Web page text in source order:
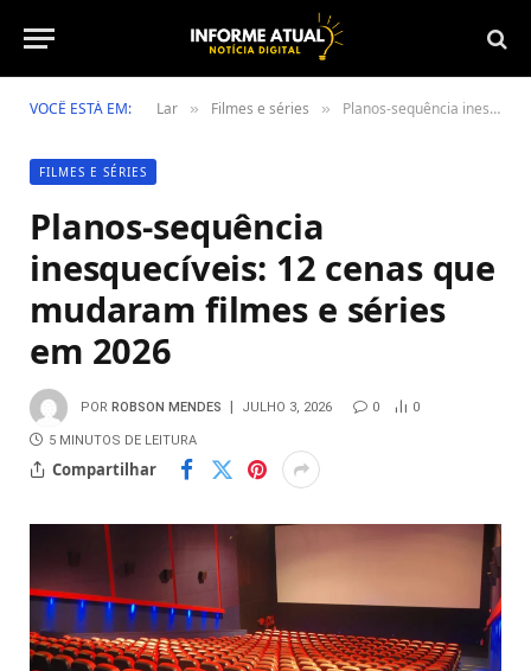
VOCÊ ESTÁ EM: Lar » Filmes e séries » Planos-sequência inesquecíveis: 12 cenas que mudaram filmes e séries em 2026
FILMES E SÉRIES
Planos-sequência
inesquecíveis: 12 cenas que
mudaram filmes e séries
em 2026
POR ROBSON MENDES JULHO 3, 2026 0 0
5 MINUTOS DE LEITURA
Compartilhar